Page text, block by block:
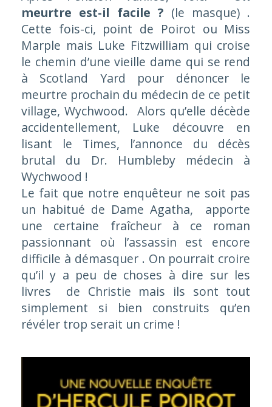
meurtre est-il facile ? (le masque) .
Cette fois-ci, point de Poirot ou Miss
Marple mais Luke Fitzwilliam qui croise
le chemin d’une vieille dame qui se rend
à Scotland Yard pour dénoncer le
meurtre prochain du médecin de ce petit
village, Wychwood. Alors qu’elle décède
accidentellement, Luke découvre en
lisant le Times, l’annonce du décès
brutal du Dr. Humbleby médecin à
Wychwood !
Le fait que notre enquêteur ne soit pas
un habitué de Dame Agatha, apporte
une certaine fraîcheur à ce roman
passionnant où l’assassin est encore
difficile à démasquer . On pourrait croire
qu’il y a peu de choses à dire sur les
livres de Christie mais ils sont tout
simplement si bien construits qu’en
révéler trop serait un crime !